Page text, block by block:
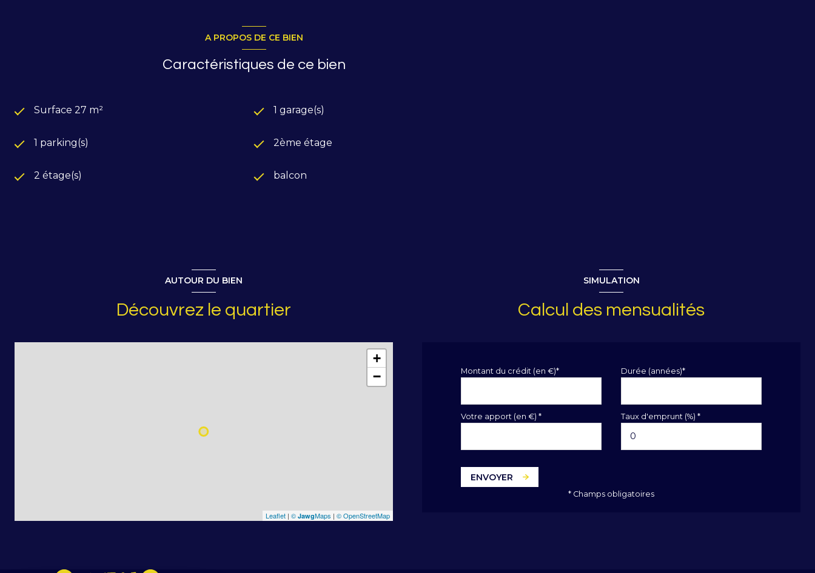
A PROPOS DE CE BIEN
Caractéristiques de ce bien
Surface 27 m² 1 garage(s)
1 parking(s) 2ème étage
2 étage(s) balcon
AUTOUR DU BIEN
Découvrez le quartier
+
−
Leaflet | © JawgMaps | © OpenStreetMap
SIMULATION
Calcul des mensualités
Montant du crédit (en €)* Durée (années)*
Votre apport (en €) * Taux d'emprunt (%) *
ENVOYER
* Champs obligatoires